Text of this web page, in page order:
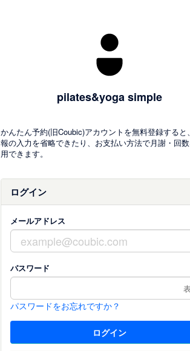
pilates&yoga simple
かんたん予約(旧Coubic)アカウントを無料登録すると
報の入力を省略できたり、お支払い方法で月謝・回
用できます。
ログイン
メールアドレス
パスワード
パスワードをお忘れですか？